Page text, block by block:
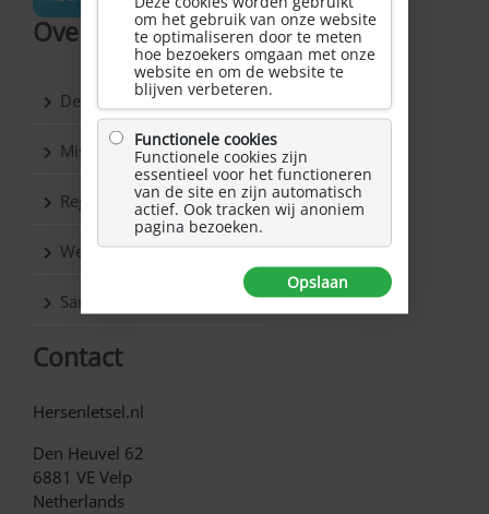
Over Hersenletsel.nl
De vereniging
Missie & Visie
Regio’s
Werkgroepen
Samenwerkingspartners
Contact
Hersenletsel.nl
Den Heuvel 62
6881 VE Velp
Netherlands
om het gebruik van onze website
te optimaliseren door te meten
hoe bezoekers omgaan met onze
website en om de website te
blijven verbeteren.
Functionele cookies
Functionele cookies zijn
essentieel voor het functioneren
van de site en zijn automatisch
actief. Ook tracken wij anoniem
pagina bezoeken.
Opslaan